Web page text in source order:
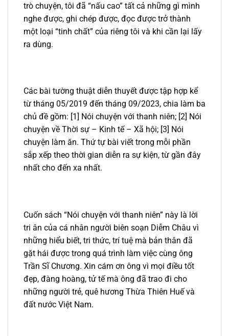
trò chuyện, tôi đã “nấu cao” tất cả những gì mình
nghe được, ghi chép được, đọc được trở thành
một loại “tinh chất” của riêng tôi và khi cần lại lấy
ra dùng.
Các bài tường thuật diễn thuyết được tập hợp kể
từ tháng 05/2019 đến tháng 09/2023, chia làm ba
chủ đề gồm: [1] Nói chuyện với thanh niên; [2] Nói
chuyện về Thời sự – Kinh tế – Xã hội; [3] Nói
chuyện làm ăn. Thứ tự bài viết trong mỗi phần
sắp xếp theo thời gian diễn ra sự kiện, từ gần đây
nhất cho đến xa nhất.
Cuốn sách “Nói chuyện với thanh niên” này là lời
tri ân của cá nhân người biên soạn Diễm Châu vì
những hiểu biết, tri thức, trí tuệ mà bản thân đã
gặt hái được trong quá trình làm việc cùng ông
Trần Sĩ Chương. Xin cám ơn ông vì mọi điều tốt
đẹp, đàng hoàng, tử tế mà ông đã trao đi cho
những người trẻ, quê hương Thừa Thiên Huế và
đất nước Việt Nam.